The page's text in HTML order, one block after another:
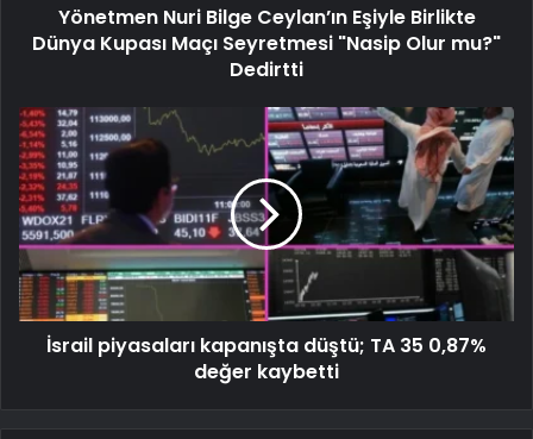
Yönetmen Nuri Bilge Ceylan’ın Eşiyle Birlikte
Dünya Kupası Maçı Seyretmesi "Nasip Olur mu?"
Dedirtti
İsrail piyasaları kapanışta düştü; TA 35 0,87%
değer kaybetti